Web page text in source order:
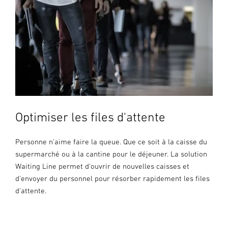
Optimiser les files d'attente
Personne n'aime faire la queue. Que ce soit à la caisse du
supermarché ou à la cantine pour le déjeuner. La solution
Waiting Line permet d'ouvrir de nouvelles caisses et
d'envoyer du personnel pour résorber rapidement les files
d'attente.